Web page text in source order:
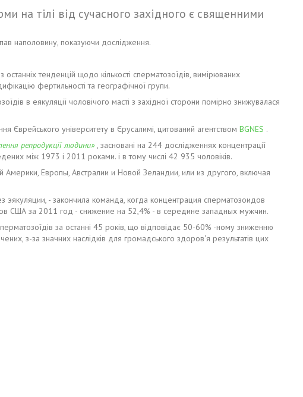
на тілі від сучасного західного є священними
наполовину, показуючи дослідження.
тенденцій щодо кількості сперматозоїдів, вимірюваних
фертильності та географічної групи.
в еякуляції чоловічого масті з західної сторони помірно знижувалася
Єврейського університету в Єрусалимі, цитований агентством BGNES .
репродукції людини», засновані на 244 дослідженнях концентрації
між 1973 і 2011 роками. і в тому числі 42 935 чоловіків.
Европы, Австралии и Новой Зеландии, или из другого, включая
- закончила команда, когда концентрация сперматозоидов
США за 2011 год - снижение на 52,4% - в середине западных мужчин.
за останні 45 років, що відповідає 50-60% -ному зниженню
з-за значних наслідків для громадського здоров'я результатів цих